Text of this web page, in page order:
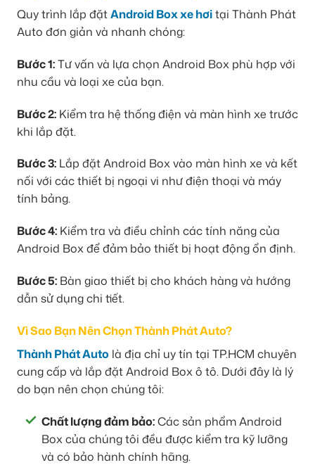
Quy trình lắp đặtAndroid Box xe hơitại Thành Phát
Auto đơn giản và nhanh chóng:
Bước 1:Tư vấn và lựa chọn Android Box phù hợp với
nhu cầu và loại xe của bạn.
Bước 2: Kiểm tra hệ thống điện và màn hình xe trước
khi lắp đặt.
Bước 3: Lắp đặt Android Box vào màn hình xe và kết
nối với các thiết bị ngoại vi như điện thoại và máy
tính bảng.
Bước 4: Kiểm tra và điều chỉnh các tính năng của
Android Box để đảm bảo thiết bị hoạt động ổn định.
Bước 5: Bàn giao thiết bị cho khách hàng và hướng
dẫn sử dụng chi tiết.
Vì Sao Bạn Nên Chọn Thành Phát Auto?
Thành Phát Auto là địa chỉ uy tín tại TP.HCM chuyên
cung cấp và lắp đặt Android Box ô tô. Dưới đây là lý
do bạn nên chọn chúng tôi:
Chất lượng đảm bảo:Các sản phẩm Android
Box của chúng tôi đều được kiểm tra kỹ lưỡng
và có bảo hành chính hãng.